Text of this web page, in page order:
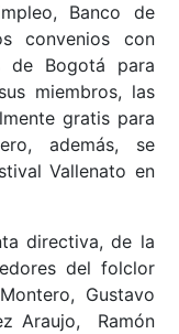
Banco de
convenios con
de Bogotá para
miembros, las
gratis para
además, se
Vallenato en
directiva, de la
del folclor
Gustavo
Araujo, Ramón